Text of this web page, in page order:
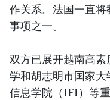
作关系。法国一直
事项之一。
双方已展开越南高
学和胡志明市国家
信息学院（IFI）等重